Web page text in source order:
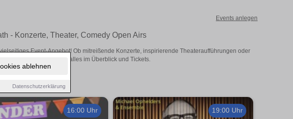
ablehnen
Datenschutzerklärung
Events anlegen
- Konzerte, Theater, Comedy Open Airs
Event-Angebot! Ob mitreißende Konzerte, inspirierende Theateraufführungen oder
in Erkrath – hier finden alles im Überblick und Tickets.
16:00 Uhr 19:00 Uhr